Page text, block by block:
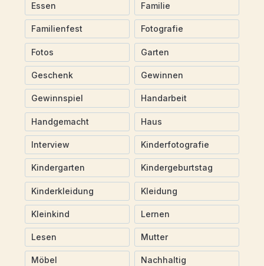
Essen Familie
Familienfest Fotografie
Fotos Garten
Geschenk Gewinnen
Gewinnspiel Handarbeit
Handgemacht Haus
Interview Kinderfotografie
Kindergarten Kindergeburtstag
Kinderkleidung Kleidung
Kleinkind Lernen
Lesen Mutter
Möbel Nachhaltig